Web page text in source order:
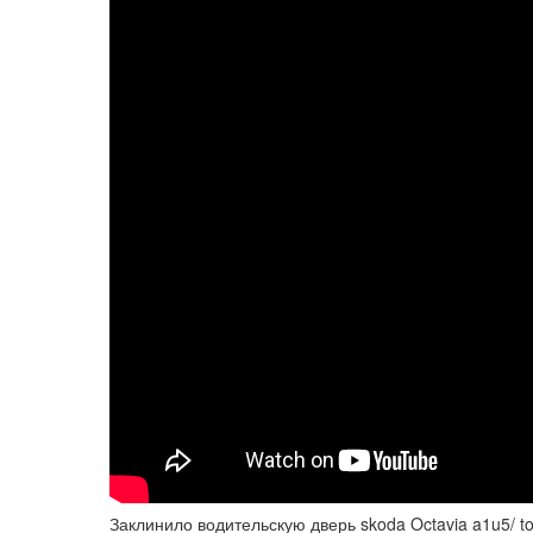
Заклинило водительскую дверь skoda Octavia a1u5/